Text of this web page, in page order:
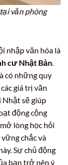
văn phòng
nhập văn hóa là
cư Nhật Bản.
có những quy
giá trị văn
Nhật sẽ giúp
động cộng
lòng học hỏi
chắc và
Sự chủ động
bạn trở nên ý